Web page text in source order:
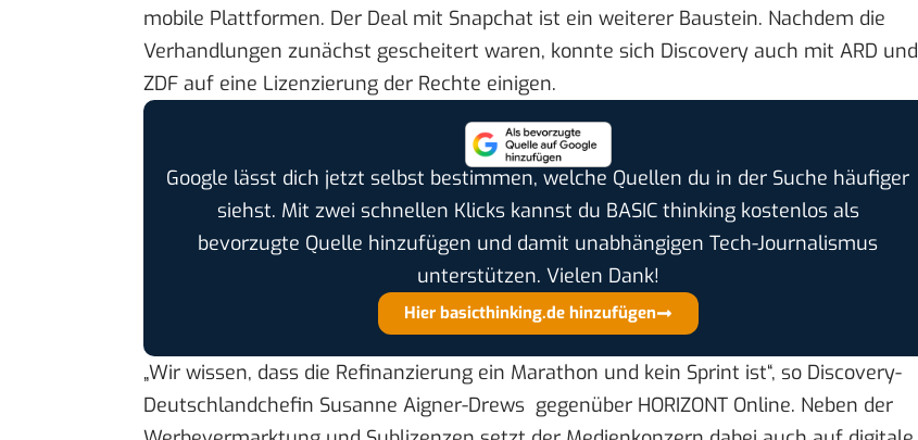
mobile Plattformen. Der Deal mit Snapchat ist ein weiterer Baustein. Nachdem die
Verhandlungen zunächst gescheitert waren, konnte sich Discovery auch mit ARD und
ZDF auf eine Lizenzierung der Rechte einigen.
Google lässt dich jetzt selbst bestimmen, welche Quellen du in der Suche häufiger
siehst. Mit zwei schnellen Klicks kannst du BASIC thinking kostenlos als
bevorzugte Quelle hinzufügen und damit unabhängigen Tech-Journalismus
unterstützen. Vielen Dank!
Hier basicthinking.de hinzufügen
„Wir wissen, dass die Refinanzierung ein Marathon und kein Sprint ist“, so Discovery-
Deutschlandchefin Susanne Aigner-Drews gegenüber HORIZONT Online. Neben der